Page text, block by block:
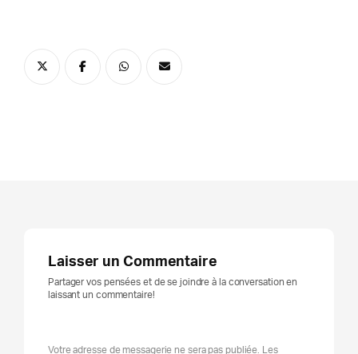
Laisser un Commentaire
Partager vos pensées et de se joindre à la conversation en
laissant un commentaire!
Votre adresse de messagerie ne sera pas publiée. Les